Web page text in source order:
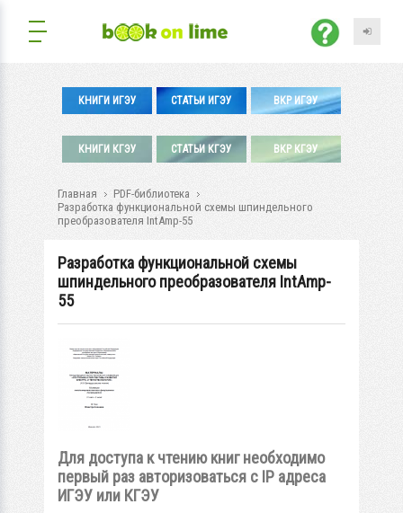
КНИГИ ИГЭУ СТАТЬИ ИГЭУ ВКР ИГЭУ
КНИГИ КГЭУ СТАТЬИ КГЭУ ВКР КГЭУ
Главная
PDF-библиотека
Разработка функциональной схемы шпиндельного
преобразователя IntAmp-55
Разработка функциональной схемы
шпиндельного преобразователя IntAmp-
55
Для доступа к чтению книг необходимо
первый раз авторизоваться с IP адреса
ИГЭУ или КГЭУ